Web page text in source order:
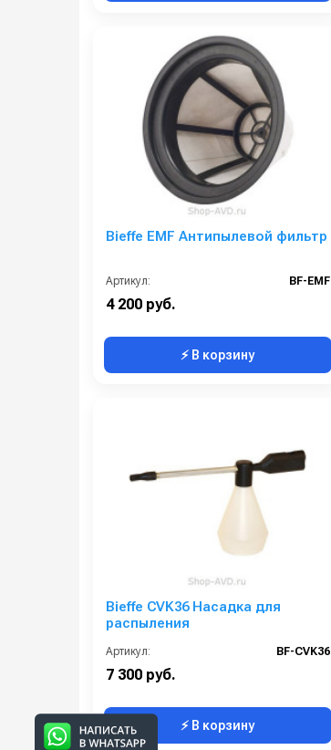
Bieffe EMF Антипылевой фильтр
Артикул: BF-EMF
4 200 руб.
⚡ В корзину
Bieffe CVK36 Насадка для
распыления
Артикул: BF-CVK36
7 300 руб.
⚡ В корзину